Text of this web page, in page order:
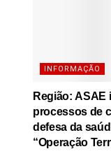
INFORMAÇÃO
Região: ASAE
processos de
defesa da
“Operação